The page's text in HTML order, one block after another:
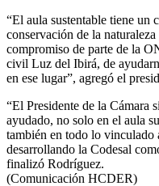
“El aula sustentable tiene un
conservación de la
compromiso de parte de la
civil Luz del Ibirá, de
en ese lugar”, agregó el
“El Presidente de la Cámara
ayudado, no solo en el aula
también en todo lo vinculado
desarrollando la Codesal
finalizó Rodríguez.
(Comunicación HCDER)